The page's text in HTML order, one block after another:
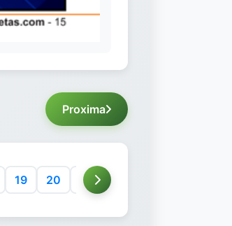
Proxima
19 20 21